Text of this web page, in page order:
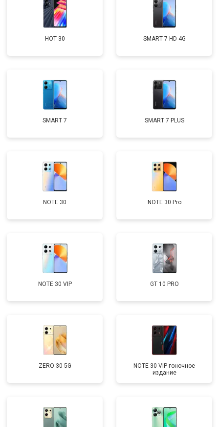
HOT 30 SMART 7 HD 4G
SMART 7 SMART 7 PLUS
NOTE 30 NOTE 30 Pro
NOTE 30 VIP GT 10 PRO
ZERO 30 5G
NOTE 30 VIP гоночное
издание